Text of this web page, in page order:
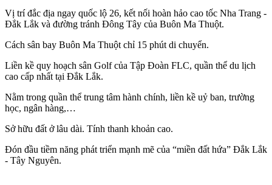
Vị trí đắc địa ngay quốc lộ 26, kết nối hoàn hảo cao tốc Nha Trang -
Đắk Lắk và đường tránh Đông Tây của Buôn Ma Thuột.
Cách sân bay Buôn Ma Thuột chỉ 15 phút di chuyển.
Liền kề quy hoạch sân Golf của Tập Đoàn FLC, quần thể du lịch
cao cấp nhất tại Đắk Lắk.
Nằm trong quần thể trung tâm hành chính, liền kề uỷ ban, trường
học, ngân hàng,…
Sở hữu đất ở lâu dài. Tính thanh khoản cao.
Đón đầu tiềm năng phát triển mạnh mẽ của “miền đất hứa” Đắk Lắk
- Tây Nguyên.